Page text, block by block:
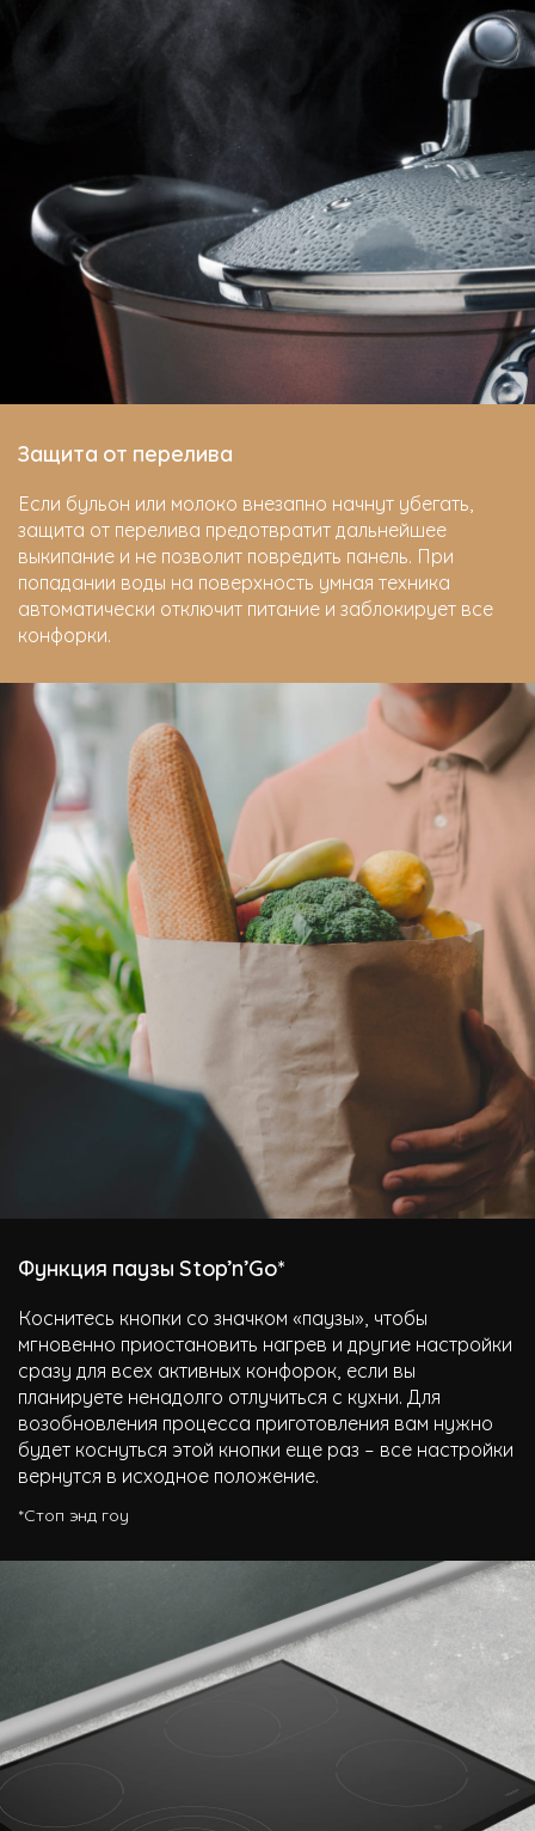
Защита от перелива
Если бульон или молоко внезапно начнут убегать,
защита от перелива предотвратит дальнейшее
выкипание и не позволит повредить панель. При
попадании воды на поверхность умная техника
автоматически отключит питание и заблокирует все
конфорки.
Функция паузы Stop’n’Go*
Коснитесь кнопки со значком «паузы», чтобы
мгновенно приостановить нагрев и другие настройки
сразу для всех активных конфорок, если вы
планируете ненадолго отлучиться с кухни. Для
возобновления процесса приготовления вам нужно
будет коснуться этой кнопки еще раз – все настройки
вернутся в исходное положение.
*Стоп энд гоу